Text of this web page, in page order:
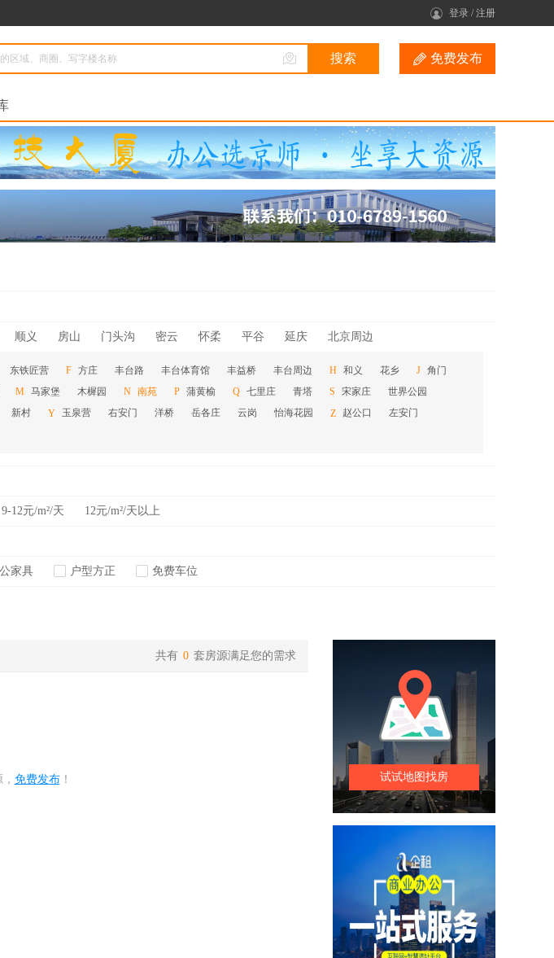
登录 /注册
免费发布
顺义 房山 门头沟 密云 怀柔 平谷 延庆 北京周边
东铁匠营 F 方庄 丰台路 丰台体育馆 丰益桥 丰台周边 H 和义 花乡 J 角门
M 马家堡 木樨园 N 南苑 P 蒲黄榆 Q 七里庄 青塔 S 宋家庄
世界公园
新村 Y 玉泉营 右安门 洋桥 岳各庄 云岗 怡海花园 Z 赵公口
左安门
9-12元/m²/天 12元/m²/天以上
家具 户型方正 免费车位
共有 0 套房源满足您的需求
免费发布！ 试试地图找房